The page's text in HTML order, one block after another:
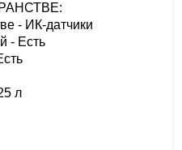
- ИК-датчики
- Есть
л